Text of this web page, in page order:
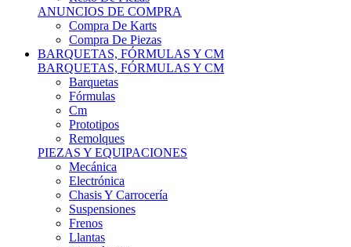
Compra De Karts
Compra De Piezas
BARQUETAS, FÓRMULAS Y CM
BARQUETAS, FÓRMULAS Y CM
Barquetas
Fórmulas
Cm
Prototipos
Remolques
PIEZAS Y EQUIPACIONES
Mecánica
Electrónica
Chasis Y Carrocería
Suspensiones
Frenos
Llantas
Neumáticos